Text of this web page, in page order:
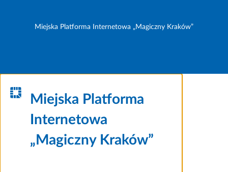
Miejska Platforma Internetowa „Magiczny Kraków”
Miejska Platforma
Internetowa
„Magiczny Kraków”